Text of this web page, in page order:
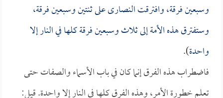
وسبعين فرقة، وافترقت النصارى على ثنتين وسبعين فرقة،
وستفترق هذه الأمة إلى ثلاث وسبعين فرقة كلها في النار إلا
واحدة).
فاضطراب هذه الفرق إنما كان في باب الأسماء والصفات حتى
تعلم خطورة الأمر، وهذه الفرق كلها في النار إلا واحدة. قيل: